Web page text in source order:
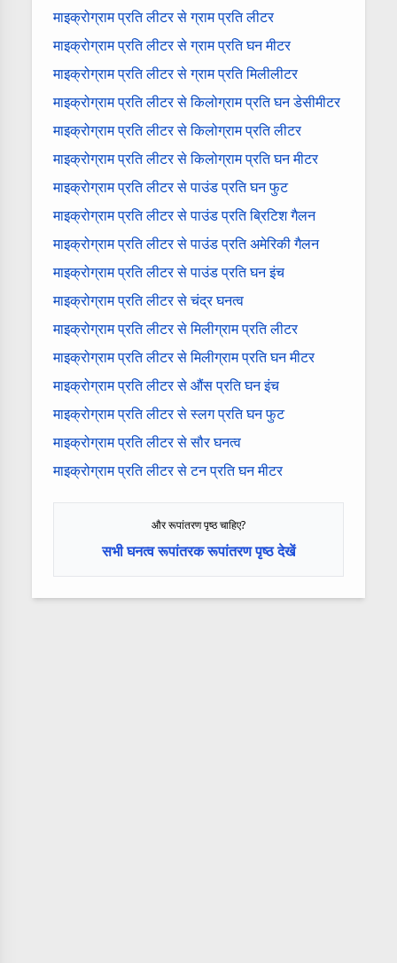
माइक्रोग्राम प्रति लीटर से ग्राम प्रति लीटर
माइक्रोग्राम प्रति लीटर से ग्राम प्रति घन मीटर
माइक्रोग्राम प्रति लीटर से ग्राम प्रति मिलीलीटर
माइक्रोग्राम प्रति लीटर से किलोग्राम प्रति घन डेसीमीटर
माइक्रोग्राम प्रति लीटर से किलोग्राम प्रति लीटर
माइक्रोग्राम प्रति लीटर से किलोग्राम प्रति घन मीटर
माइक्रोग्राम प्रति लीटर से पाउंड प्रति घन फुट
माइक्रोग्राम प्रति लीटर से पाउंड प्रति ब्रिटिश गैलन
माइक्रोग्राम प्रति लीटर से पाउंड प्रति अमेरिकी गैलन
माइक्रोग्राम प्रति लीटर से पाउंड प्रति घन इंच
माइक्रोग्राम प्रति लीटर से चंद्र घनत्व
माइक्रोग्राम प्रति लीटर से मिलीग्राम प्रति लीटर
माइक्रोग्राम प्रति लीटर से मिलीग्राम प्रति घन मीटर
माइक्रोग्राम प्रति लीटर से औंस प्रति घन इंच
माइक्रोग्राम प्रति लीटर से स्लग प्रति घन फुट
माइक्रोग्राम प्रति लीटर से सौर घनत्व
माइक्रोग्राम प्रति लीटर से टन प्रति घन मीटर
और रूपांतरण पृष्ठ चाहिए?
सभी घनत्व रूपांतरक रूपांतरण पृष्ठ देखें